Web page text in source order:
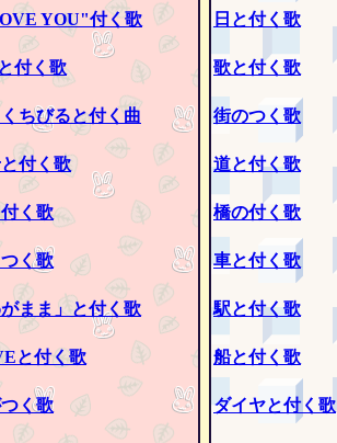
YOU"付く歌
付く歌
ちびると付く曲
付く歌
く歌
く歌
まま」と付く歌
と付く歌
く歌
日と付く歌
歌と付く歌
街のつく歌
道と付く歌
橋の付く歌
車と付く歌
駅と付く歌
船と付く歌
ダイヤと付く歌